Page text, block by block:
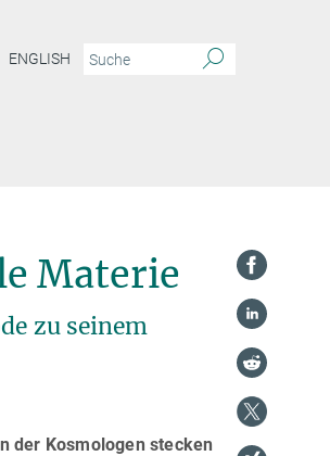
ENGLISH
Materie
zu seinem
der Kosmologen stecken